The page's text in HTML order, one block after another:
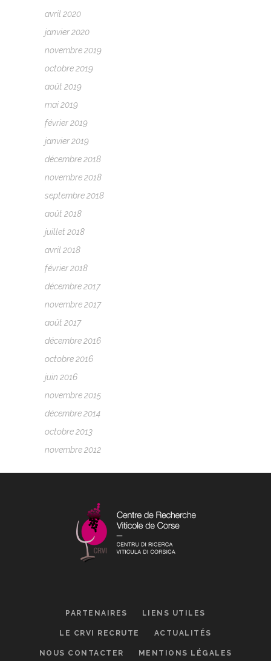
avril 2020
janvier 2020
novembre 2019
octobre 2019
août 2019
mai 2019
février 2019
janvier 2019
décembre 2018
novembre 2018
septembre 2018
août 2018
juillet 2018
avril 2018
février 2018
décembre 2017
novembre 2017
août 2017
décembre 2016
octobre 2016
juin 2016
novembre 2015
décembre 2014
octobre 2013
novembre 2012
PARTENAIRES LIENS UTILES
LE CRVI RECRUTE ACTUALITÉS
NOUS CONTACTER MENTIONS LÉGALES